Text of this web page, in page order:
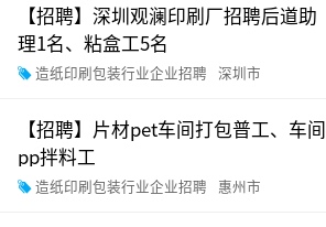
【招聘】深圳观澜印刷厂招聘后道助
理1名、粘盒工5名
造纸印刷包装行业企业招聘 深圳市
【招聘】片材pet车间打包普工、车间
pp拌料工
造纸印刷包装行业企业招聘
惠州市